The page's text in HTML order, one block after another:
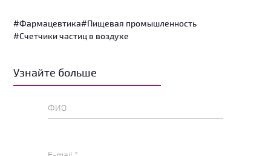
#Фармацевтика#Пищевая промышленность
#Счетчики частиц в воздухе
Узнайте больше